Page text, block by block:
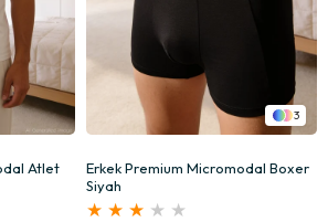
Atlet
3
Erkek Premium Micromodal Boxer
Siyah
★ ★ ★ ★ ★